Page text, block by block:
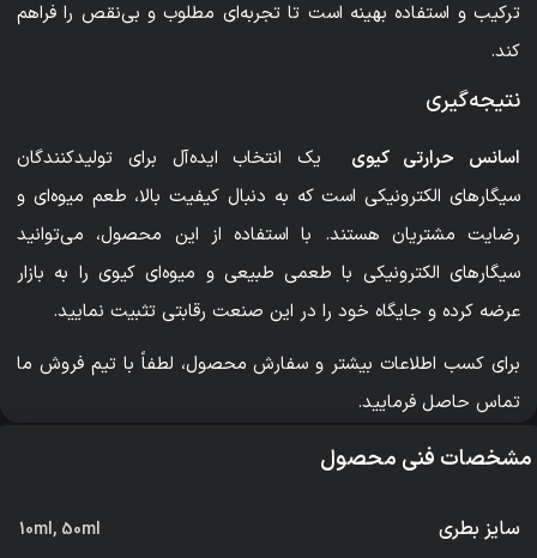
ترکیب و استفاده بهینه است تا تجربه‌ای مطلوب و بی‌نقص را فراهم
کند.
نتیجه‌گیری
اسانس حرارتی کیوی
یک انتخاب ایده‌آل برای تولیدکنندگان
سیگارهای الکترونیکی است که به دنبال کیفیت بالا، طعم میوه‌ای و
رضایت مشتریان هستند. با استفاده از این محصول، می‌توانید
سیگارهای الکترونیکی با طعمی طبیعی و میوه‌ای کیوی را به بازار
عرضه کرده و جایگاه خود را در این صنعت رقابتی تثبیت نمایید.
برای کسب اطلاعات بیشتر و سفارش محصول، لطفاً با تیم فروش ما
تماس حاصل فرمایید.
مشخصات فنی محصول
سایز بطری 10ml, 50ml